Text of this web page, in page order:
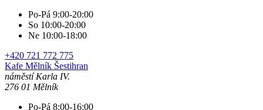
Po-Pá 9:00-20:00
So 10:00-20:00
Ne 10:00-18:00
+420 721 772 775
Kafe Mělník Šestihran
náměstí Karla IV.
276 01 Mělník
Po-Pá 8:00-16:00